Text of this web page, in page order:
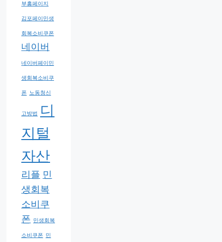
부홈페이지
김포페이민생
회복소비쿠폰
네이버
네이버페이민
생회복소비쿠
폰 노동청신
고방법
디
지털
자산
리플 민
생회복
소비쿠
폰
민생회복
소비쿠폰 민